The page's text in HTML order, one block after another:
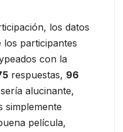
los datos
participantes
con la
respuestas, 96
alucinante,
simplemente
película,